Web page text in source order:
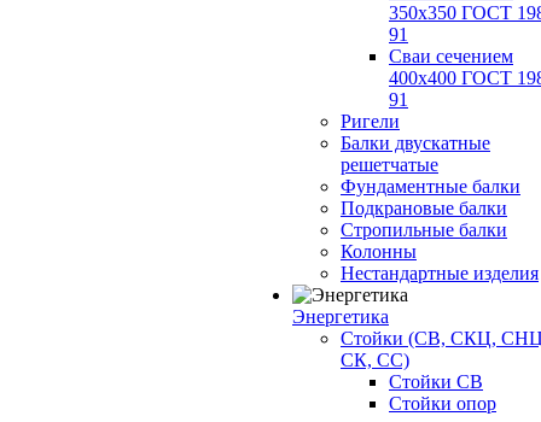
350х350 ГОСТ
91
Сваи сечением
400х400 ГОСТ
91
Ригели
Балки двускатные
решетчатые
Фундаментные балки
Подкрановые балки
Стропильные балки
Колонны
Нестандартные изделия
Энергетика
Стойки (СВ, СКЦ,
СК, СС)
Стойки СВ
Стойки опор